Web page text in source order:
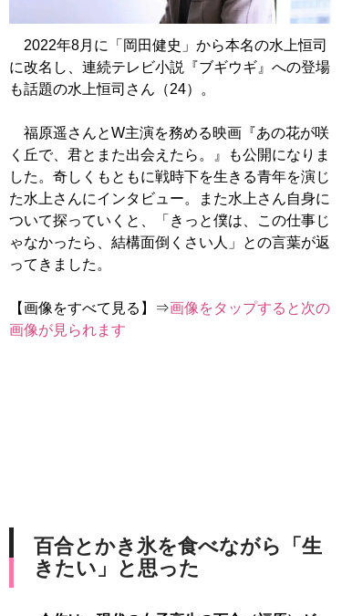
2022年8月に「岡田健史」から本名の水上恒司
に改名し、連続テレビ小説『ブギウギ』への登場
も話題の水上恒司さん（24）。
福原遥さんとW主演を務める映画『あの花が咲
く丘で、君とまた出会えたら。』も公開になりま
した。奇しくもともに戦時下を生きる青年を演じ
た水上さんにインタビュー。また水上さん自身に
ついて探っていくと、「きっと僕は、この仕事じ
ゃなかったら、結構面倒くさい人」との言葉が返
ってきました。
【画像をすべて見る】⇒画像をタップすると次の
画像が見られます
百合とかき氷を食べながら「生
きたい」と思った